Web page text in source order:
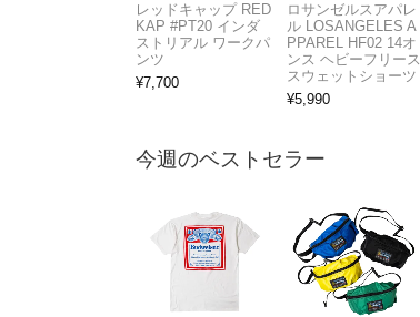
レッドキャップ RED
KAP #PT20 インダ
ストリアル ワークパ
ンツ
¥7,700
ロサンゼルスアパレ
ル LOSANGELES A
PPAREL HF02 14オ
ンス ヘビーフリース
スウェットショーツ
¥5,990
今週のベストセラー